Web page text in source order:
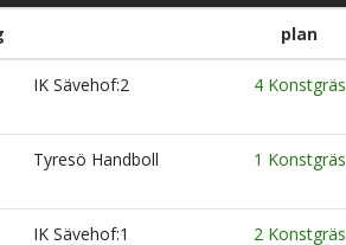
plan
IK Sävehof:2 4 Konstgräs
Tyresö Handboll 1 Konstgräs
IK Sävehof:1 2 Konstgräs